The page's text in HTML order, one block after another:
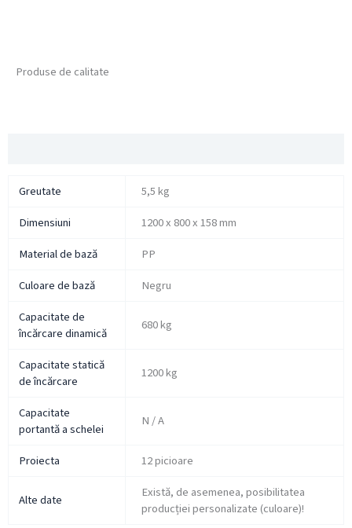
Produse de calitate
Greutate
5,5 kg
Dimensiuni
1200 x 800 x 158 mm
Material de bază
PP
Culoare de bază
Negru
Capacitate de
încărcare dinamică
680 kg
Capacitate statică
de încărcare
1200 kg
Capacitate
portantă a schelei
N / A
Proiecta 12 picioare
Alte date
Există, de asemenea, posibilitatea
producției personalizate (culoare)!